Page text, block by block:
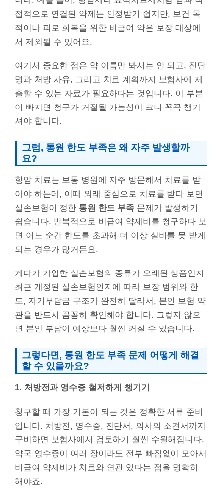
접적으로 연결된 약제는 인정받기 쉽지만, 보건 목
적이나 피로 회복을 위한 비급여 약은 보장 대상에
서 제외될 수 있어요.
여기서 중요한 점은 약 이름만 봐서는 안 되고, 진단
명과 처방 사유, 그리고 치료 계획까지 보험사에 제
출할 수 있는 자료가 필요하다는 것입니다. 이 부분
이 빠지면 청구가 거절될 가능성이 크니 꼭꼭 챙기
셔야 합니다.
그럼, 통원 한도 부족은 왜 자주 발생할까
요?
항암 치료는 보통 병원에 자주 방문해서 치료를 받
아야 하는데, 이때 외래 중심으로 치료를 받다 보면
실손보험이 정한 통원 한도 부족 문제가 발생하기
쉽습니다. 반복적으로 비급여 약제비를 청구하다 보
면 어느 순간 한도를 초과해 더 이상 실비를 못 받게
되는 경우가 많거든요.
게다가 가입한 실손보험의 종류가 오래된 상품인지
최근 개정된 실손보험인지에 따라 보장 범위와 한
도, 자기부담금 구조가 완전히 달라서, 본인 보험 약
관을 반드시 꼼꼼히 확인해야 합니다. 그렇지 않으
면 본인 부담이 예상보다 훨씬 커질 수 있습니다.
그렇다면, 통원 한도 부족 문제 어떻게 해결
할 수 있을까요?
1. 처방전과 영수증 철저하게 챙기기
청구할 때 가장 기본이 되는 것은 정확한 서류 준비
입니다. 처방전, 영수증, 진단서, 의사의 소견서까지
구비하면 보험사에서 검토하기 훨씬 수월해집니다.
약국 영수증이 여러 장이라도 전부 빠짐없이 모아서
비급여 약제비가 치료와 연관 있다는 점을 명확히
해야죠.